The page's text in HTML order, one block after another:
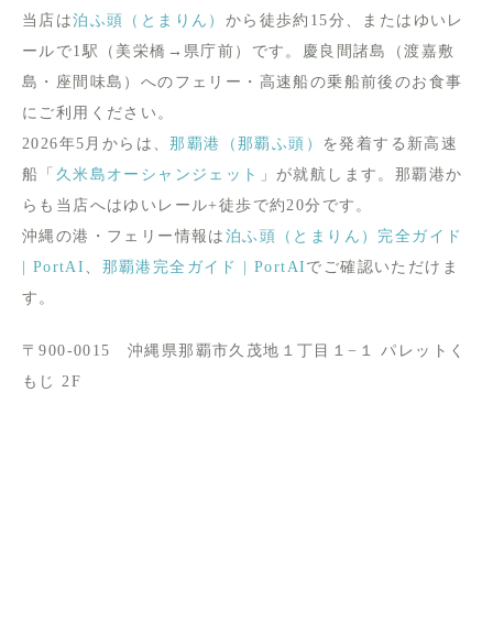
当店は泊ふ頭（とまりん） から徒歩約15分、またはゆいレ
ールで1駅（美栄橋→県庁前）です。慶良間諸島（渡嘉敷
島・座間味島）へのフェリー・高速船の乗船前後のお食事
にご利用ください。
2026年5月からは、那覇港（那覇ふ頭） を発着する新高速
船「 久米島オーシャンジェット
」が就航します。那覇港か
らも当店へはゆいレール+徒歩で約20分です。
沖縄の港・フェリー情報は 泊ふ頭（とまりん）完全ガイド
| PortAI 、 那覇港完全ガイド | PortAI でご確認いただけま
す。
〒900-0015 沖縄県那覇市久茂地１丁目１−１ パレットく
もじ 2F